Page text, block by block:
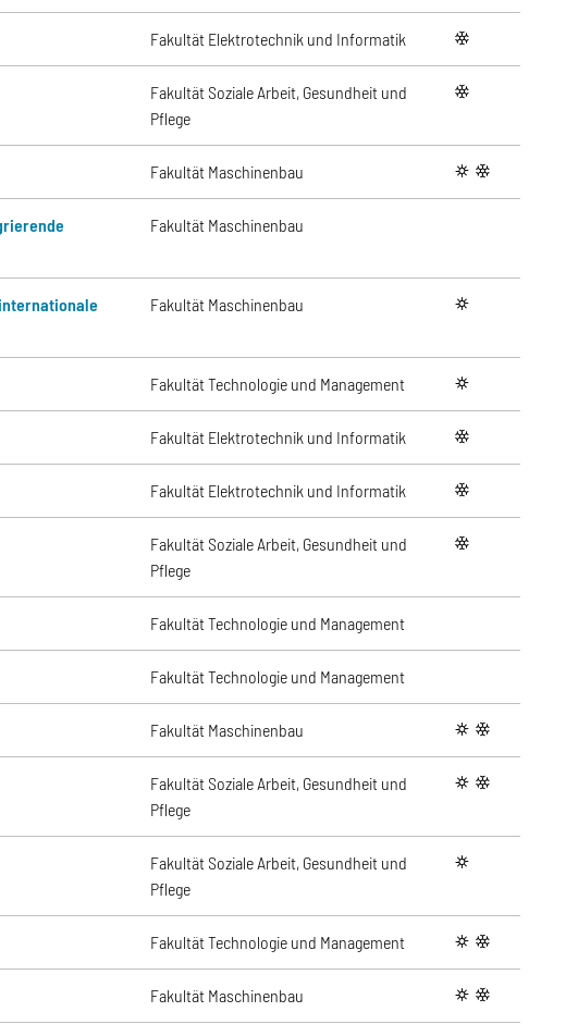
Fakultät Elektrotechnik und Informatik winter
Fakultät Soziale Arbeit, Gesundheit und
Pflege
winter
Fakultät Maschinenbau summer winter
Fakultät Maschinenbau
Fakultät Maschinenbau summer
Fakultät Technologie und Management summer
Fakultät Elektrotechnik und Informatik winter
Fakultät Elektrotechnik und Informatik winter
Fakultät Soziale Arbeit, Gesundheit und
Pflege
winter
Fakultät Technologie und Management
Fakultät Technologie und Management
Fakultät Maschinenbau summer winter
Fakultät Soziale Arbeit, Gesundheit und
Pflege
summer winter
Fakultät Soziale Arbeit, Gesundheit und
Pflege
summer
Fakultät Technologie und Management summer winter
Fakultät Maschinenbau summer winter